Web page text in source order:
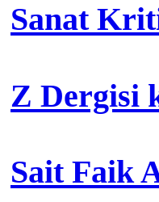
Sanat
Z Dergisi
Sait Faik